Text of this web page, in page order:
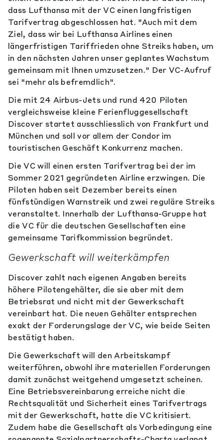
dass Lufthansa mit der VC einen langfristigen
Tarifvertrag abgeschlossen hat. "Auch mit dem
Ziel, dass wir bei Lufthansa Airlines einen
längerfristigen Tariffrieden ohne Streiks haben, um
in den nächsten Jahren unser geplantes Wachstum
gemeinsam mit Ihnen umzusetzen." Der VC-Aufruf
sei "mehr als befremdlich".
Die mit 24 Airbus-Jets und rund 420 Piloten
vergleichsweise kleine Ferienfluggesellschaft
Discover startet ausschliesslich von Frankfurt und
München und soll vor allem der Condor im
touristischen Geschäft Konkurrenz machen.
Die VC will einen ersten Tarifvertrag bei der im
Sommer 2021 gegründeten Airline erzwingen. Die
Piloten haben seit Dezember bereits einen
fünfstündigen Warnstreik und zwei reguläre Streiks
veranstaltet. Innerhalb der Lufthansa-Gruppe hat
die VC für die deutschen Gesellschaften eine
gemeinsame Tarifkommission begründet.
Gewerkschaft will weiterkämpfen
Discover zahlt nach eigenen Angaben bereits
höhere Pilotengehälter, die sie aber mit dem
Betriebsrat und nicht mit der Gewerkschaft
vereinbart hat. Die neuen Gehälter entsprechen
exakt der Forderungslage der VC, wie beide Seiten
bestätigt haben.
Die Gewerkschaft will den Arbeitskampf
weiterführen, obwohl ihre materiellen Forderungen
damit zunächst weitgehend umgesetzt scheinen.
Eine Betriebsvereinbarung erreiche nicht die
Rechtsqualität und Sicherheit eines Tarifvertrags
mit der Gewerkschaft, hatte die VC kritisiert.
Zudem habe die Gesellschaft als Vorbedingung eine